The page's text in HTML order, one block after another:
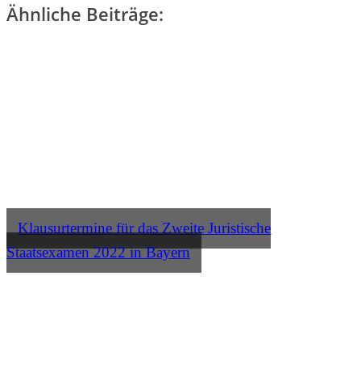
Ähnliche Beiträge:
Klausurtermine für das Zweite Juristische
Staatsexamen 2022 in Bayern